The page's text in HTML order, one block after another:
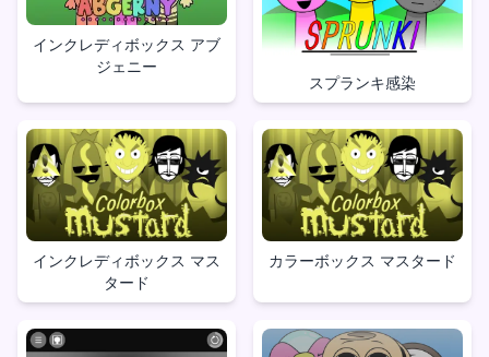
インクレディボックス アブ
ジェニー
スプランキ感染
インクレディボックス マス
タード
カラーボックス マスタード